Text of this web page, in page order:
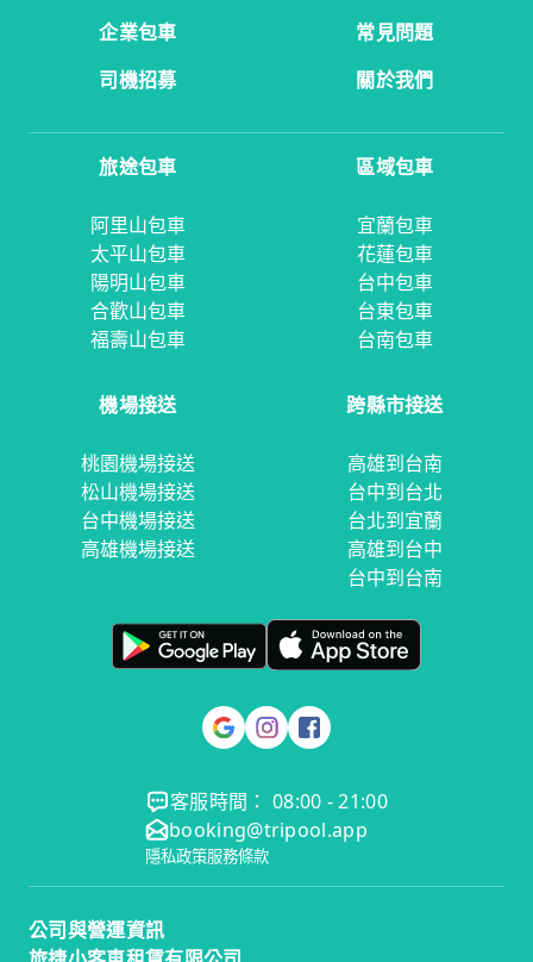
企業包車
常見問題
司機招募
關於我們
旅途包車
阿里山包車
太平山包車
陽明山包車
合歡山包車
福壽山包車
區域包車
宜蘭包車
花蓮包車
台中包車
台東包車
台南包車
機場接送
桃園機場接送
松山機場接送
台中機場接送
高雄機場接送
跨縣市接送
高雄到台南
台中到台北
台北到宜蘭
高雄到台中
台中到台南
客服時間： 08:00 - 21:00
booking@tripool.app
隱私政策服務條款
公司與營運資訊